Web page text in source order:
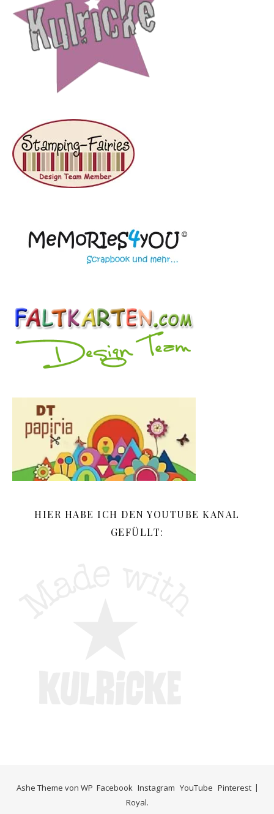
HIER HABE ICH DEN YOUTUBE KANAL
GEFÜLLT:
Facebook Instagram YouTube Pinterest
Ashe Theme von WP
Royal.